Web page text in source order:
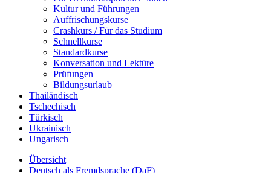
Kultur und Führungen
Auffrischungskurse
Crashkurs / Für das Studium
Schnellkurse
Standardkurse
Konversation und Lektüre
Prüfungen
Bildungsurlaub
Thailändisch
Tschechisch
Türkisch
Ukrainisch
Ungarisch
Übersicht
Deutsch als Fremdsprache (DaF)